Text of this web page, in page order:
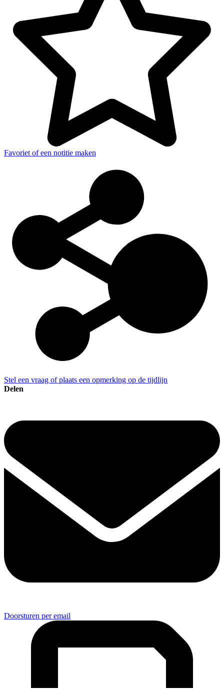
Favoriet of een notitie maken
Stel een vraag of plaats een opmerking op de tijdlijn
Delen
Doorsturen per email